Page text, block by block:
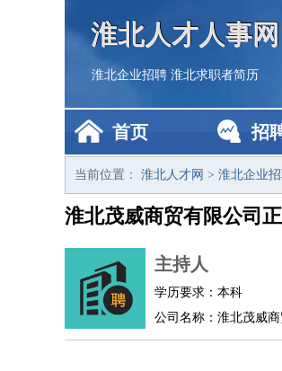
淮北人才人事网
淮北企业招聘 淮北求职者简历
首页 招
当前位置： 淮北人才网 > 淮北企业
淮北茂威商贸有限公司
主持人
学历要求：本科
公司名称：淮北茂威商